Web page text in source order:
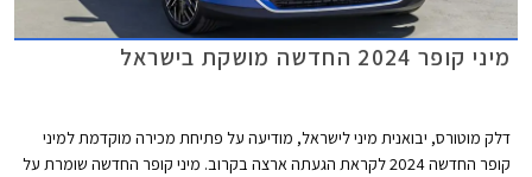
מיני קופר 2024 החדשה מושקת בישראל
דלק מוטורס, יבואנית מיני לישראל, מודיעה על פתיחת מכירה מוקדמת למיני
קופר החדשה 2024 לקראת הגעתה ארצה בקרוב. מיני קופר החדשה שומרת על